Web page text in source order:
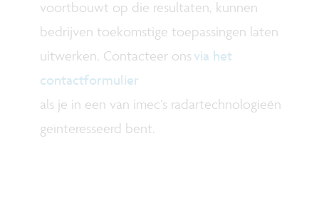
voortbouwt op die resultaten, kunnen
bedrijven toekomstige toepassingen laten
uitwerken. Contacteer ons via het
contactformulier
als je in een van imec’s radartechnologieën
geïnteresseerd bent.